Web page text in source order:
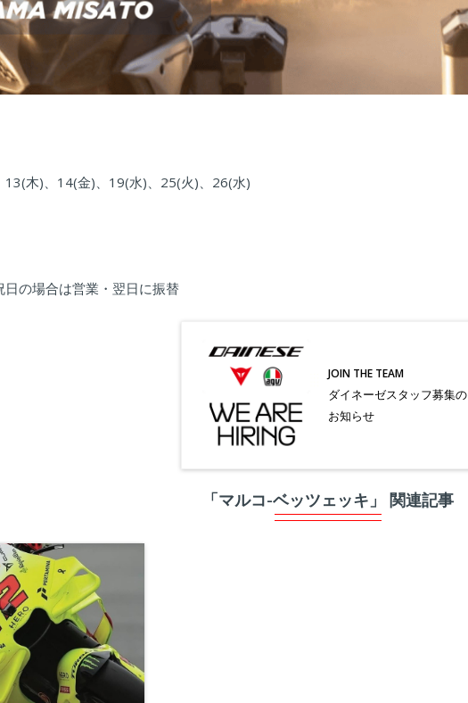
木)、14(金)、19(水)、25(火)、26(水)
の場合は営業・翌日に振替
JOIN THE TEAM
ダイネーゼスタッフ募集の
お知らせ
「マルコ-ベッツェッキ」 関連記事